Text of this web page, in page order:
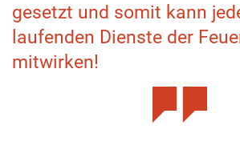
gesetzt und somit kann
laufenden Dienste der
mitwirken!